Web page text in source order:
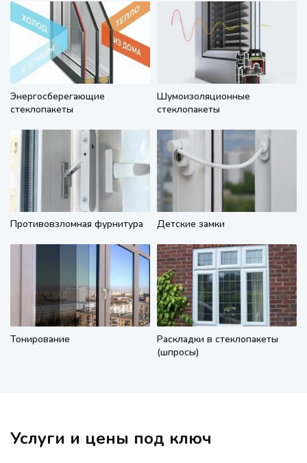
Энергосберегающие
стеклопакеты
Шумоизоляционные
стеклопакеты
Противовзломная фурнитура Детские замки
Тонирование
Раскладки в стеклопакеты
(шпросы)
Услуги и цены под ключ